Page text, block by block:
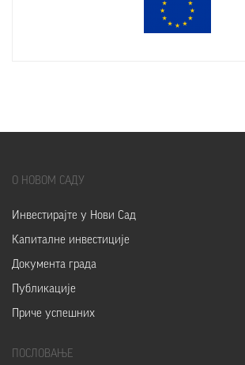
О НОВОМ САДУ
Инвестирајте у Нови Сад
Капиталне инвестиције
Документа града
Публикације
Приче успешних
ПОСЛОВАЊЕ